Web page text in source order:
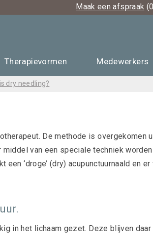
Maak een afspraak
Therapievormen Medewerkers
dry needling?
De methode is overgekomen
middel van een speciale techniek
een ‘droge’ (dry) acupunctuurnaald en
in het lichaam gezet. Deze blijven